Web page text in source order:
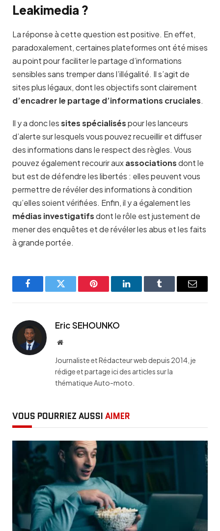
Leakimedia ?
La réponse à cette question est positive. En effet,
paradoxalement, certaines plateformes ont été mises
au point pour faciliter le partage d’informations
sensibles sans tremper dans l’illégalité. Il s’agit de
sites plus légaux, dont les objectifs sont clairement
d’encadrer le partage d’informations cruciales.
Il y a donc lessites spécialiséspour les lanceurs
d’alerte sur lesquels vous pouvez recueillir et diffuser
des informations dans le respect des règles. Vous
pouvez également recourir auxassociationsdont le
but est de défendre les libertés : elles peuvent vous
permettre de révéler des informations à condition
qu’elles soient vérifiées. Enfin, il y a également les
médias investigatifsdont le rôle est justement de
mener des enquêtes et de révéler les abus et les faits
à grande portée.
FacebookTwitter Pinterest LinkedInTumblr Email
Eric SEHOUNKO
Website
Journaliste et Rédacteur web depuis 2014, je
rédige et partage ici des articles sur la
thématique Auto-moto.
VOUS POURRIEZ AUSSI AIMER